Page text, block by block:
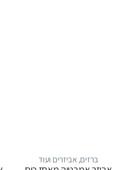
ברזים, אביזרים ועוד